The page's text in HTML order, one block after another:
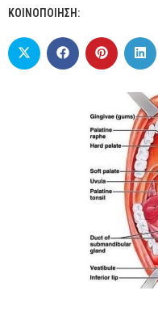
ΚΟΙΝΟΠΟΙΗΣΗ: